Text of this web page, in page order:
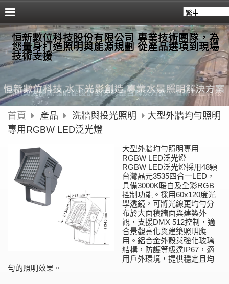
恒新數位科技股份有限公司 專業技術團隊，為
您量身打造照明與能源規劃 從產品選項到現場
技術支援
首頁 產品 洗牆與投光照明
大型外牆均勻照明
專用RGBW LED泛光燈
大型外牆均勻照明專用
RGBW LED泛光燈
RGBW LED泛光燈採用48顆
台灣晶元3535四合一LED，
具備3000K暖白及全彩RGB
控制功能。採用60x120度光
學透鏡，可將光線更均勻分
布於大面積牆面與建築外
觀，支援DMX 512控制，適
合景觀亮化與建築照明應
用。鋁合金外殼與強化玻璃
結構，防護等級達IP67，適
用戶外環境，提供穩定且均
勻的照明效果。